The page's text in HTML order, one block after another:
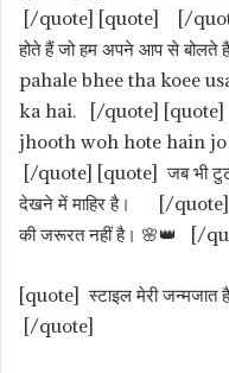
[/quote] [quote] [/
होते हैं जो हम अपने आप से
pahale bhee tha koee
ka hai. [/quote] [quote]
jhooth woh hote hain jo
[/quote] [quote] जब भी टुटो
देखने में माहिर है। [/quote]
की जरूरत नहीं है। 🌸👑
[/
[quote] स्टाइल मेरी जन्मजात
[/quote]